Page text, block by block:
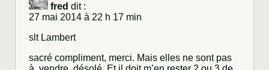
fred dit :
27 mai 2014 à 22 h 17 min
slt Lambert
sacré compliment, merci. Mais elles ne sont pas